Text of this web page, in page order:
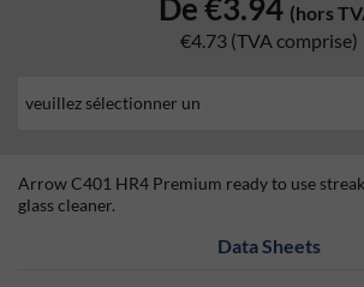
De€3.94 (hors
€4.73 (TVA comprise)
Arrow C401 HR4 Premium ready to use
glass cleaner.
Data Sheets